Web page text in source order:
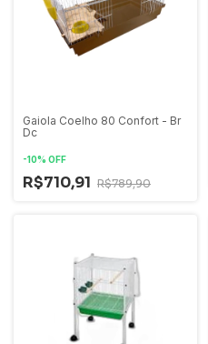
Gaiola Coelho 80 Confort - Br
Dc
-10% OFF
R$710,91 R$789,90